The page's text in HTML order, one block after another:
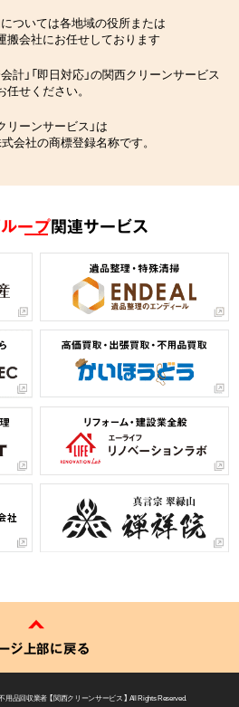
ついては各地域の役所または
搬会社にお任せしております
計」「即日対応」の関西クリーンサービス
任せください。
リーンサービス」は
会社の商標登録名称です。
ープ関連サービス
ジ上部に戻る
品回収業者 【 関西クリーンサービス 】 All Rights Reserved.